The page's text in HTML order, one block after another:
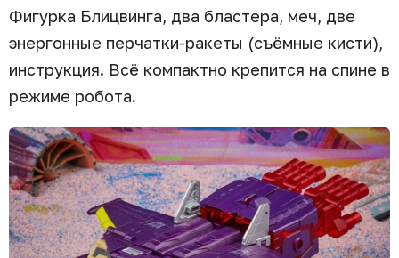
Фигурка Блицвинга, два бластера, меч, две
энергонные перчатки-ракеты (съёмные кисти),
инструкция. Всё компактно крепится на спине в
режиме робота.